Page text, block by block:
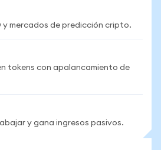
y mercados de predicción cripto.
tokens con apalancamiento de
y gana ingresos pasivos.